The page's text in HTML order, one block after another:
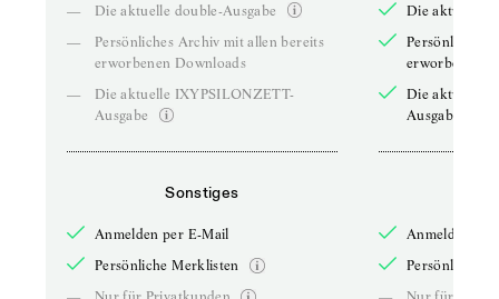
—
Die aktuelle double-Ausgabe
—
Persönliches Archiv mit allen bereits
erworbenen Downloads
—
Die aktuelle IXYPSILONZETT-
Ausgabe
Sonstiges
Anmelden per E-Mail
Persönliche Merklisten
Die aktuelle
Persönliches
erworbenen
Die aktuelle
Ausgabe
Anmelden
Persönliche